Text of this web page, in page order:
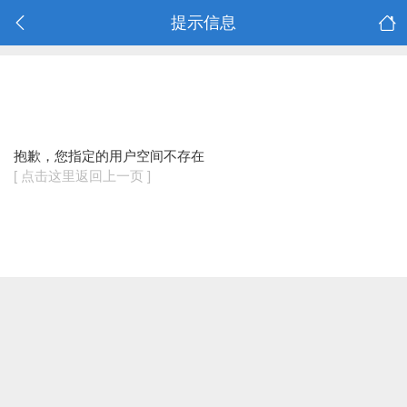
提示信息
抱歉，您指定的用户空间不存在
[ 点击这里返回上一页 ]